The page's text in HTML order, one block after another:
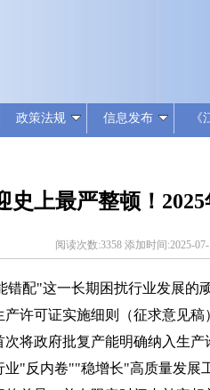
政策法规 信息发布
史上最严整顿！
阅读次数:3358 添加时间:2025-
配"这一长期困扰行业发展的
许可证实施细则（征求意见
将政府批复产能明确纳入生
业"反内卷""稳增长"高质量发展